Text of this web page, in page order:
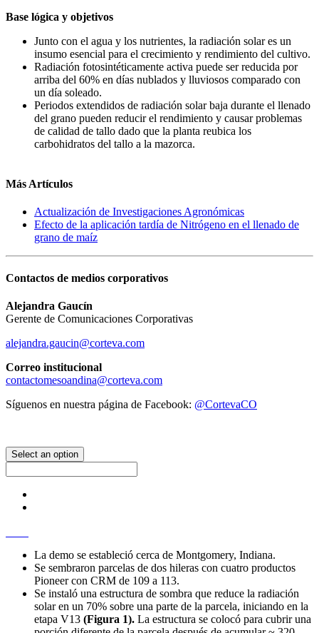
Base lógica y objetivos
Junto con el agua y los nutrientes, la radiación solar es un
insumo esencial para el crecimiento y rendimiento del cultivo.
Radiación fotosintéticamente activa puede ser reducida por
arriba del 60% en días nublados y lluviosos comparado con
un día soleado.
Periodos extendidos de radiación solar baja durante el llenado
del grano pueden reducir el rendimiento y causar problemas
de calidad de tallo dado que la planta reubica los
carbohidratos del tallo a la mazorca.
Más Artículos
Actualización de Investigaciones Agronómicas
Efecto de la aplicación tardía de Nitrógeno en el llenado de
grano de maíz
Contactos de medios corporativos
Alejandra Gaucín
Gerente de Comunicaciones Corporativas
alejandra.gaucin@corteva.com
Correo institucional
contactomesoandina@corteva.com
Síguenos en nuestra página de Facebook: @CortevaCO
Select an option
La demo se estableció cerca de Montgomery, Indiana.
Se sembraron parcelas de dos hileras con cuatro productos
Pioneer con CRM de 109 a 113.
Se instaló una estructura de sombra que reduce la radiación
solar en un 70% sobre una parte de la parcela, iniciando en la
etapa V13 (Figura 1). La estructura se colocó para cubrir una